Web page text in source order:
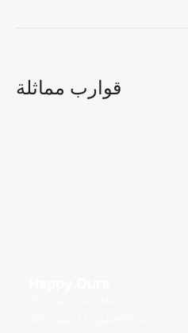
قوارب مماثلة